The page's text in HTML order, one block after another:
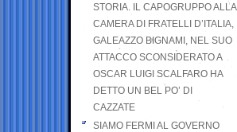
STORIA. IL CAPOGRUPPO ALLA
CAMERA DI FRATELLI D’ITALIA,
GALEAZZO BIGNAMI, NEL SUO
ATTACCO SCONSIDERATO A
OSCAR LUIGI SCALFARO HA
DETTO UN BEL PO’ DI
CAZZATE
SIAMO FERMI AL GOVERNO